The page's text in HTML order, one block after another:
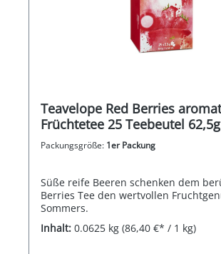
Teavelope Red Berries
Früchtetee 25 Teebeutel 62,5g
Packungsgröße: 1er Packung
Süße reife Beeren schenken dem
Berries Tee den wertvollen
Sommers.
Inhalt: 0.0625 kg (86,40 €* / 1 kg)